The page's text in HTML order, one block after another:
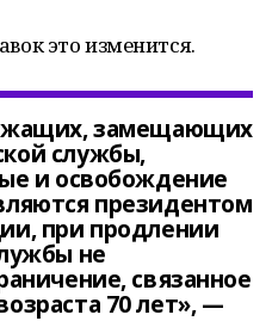
это изменится.
замещающих
службы,
и освобождение
президентом
при продлении
не
связанное
70 лет», —